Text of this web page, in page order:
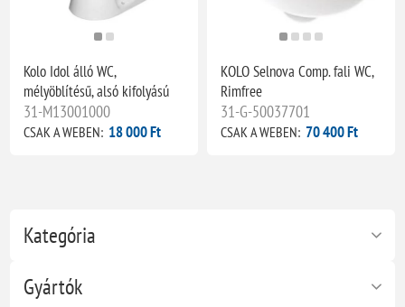
Kategória
Gyártók
Kolo Idol álló WC,
mélyöblítésű, alsó kifolyású
31-M13001000
CSAK A WEBEN: 18 000 Ft
KOLO Selnova Comp. fali WC,
Rimfree
31-G-50037701
CSAK A WEBEN: 70 400 Ft